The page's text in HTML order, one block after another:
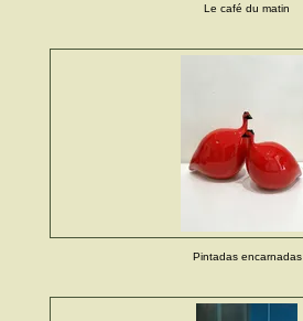
Le café du matin
Pintadas encarnadas